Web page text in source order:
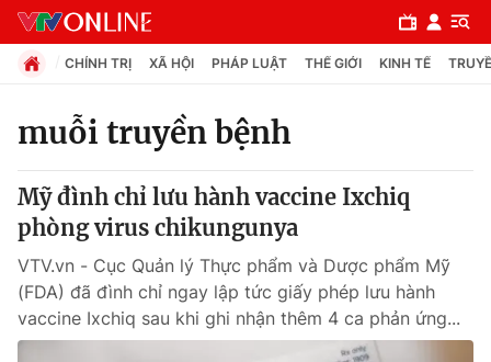
Chuyên mục
Chính trị
Xã hội
Pháp luật
CHÍNH TRỊ XÃ HỘI PHÁP LUẬT THẾ GIỚI KINH TẾ
muỗi truyền bệnh
Mỹ đình chỉ lưu hành vaccine Ixchiq
phòng virus chikungunya
VTV.vn - Cục Quản lý Thực phẩm và Dược phẩm Mỹ
(FDA) đã đình chỉ ngay lập tức giấy phép lưu hành
vaccine Ixchiq sau khi ghi nhận thêm 4 ca phản ứng...